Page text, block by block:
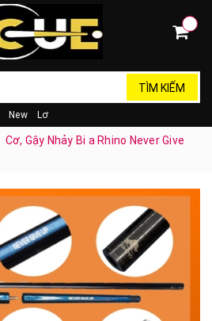
TÌM KIẾM
New Lơ
Cơ, Gậy Nhảy Bi a Rhino Never Give